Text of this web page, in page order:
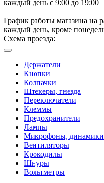
каждый день с 9:00 до 19:00
График работы магазина на
каждый день, кроме
Схема проезда:
Держатели
Кнопки
Колпачки
Штекеры, гнезда
Переключатели
Клеммы
Предохранители
Лампы
Микрофоны, динамики
Вентиляторы
Крокодилы
Шнуры
Вольтметры